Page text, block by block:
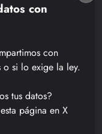
con
con
o si lo exige la ley.
tus datos?
página en X